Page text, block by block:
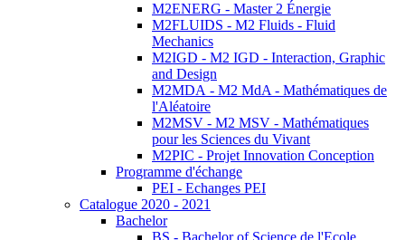
M2ENERG - Master 2 Énergie
M2FLUIDS - M2 Fluids - Fluid
Mechanics
M2IGD - M2 IGD - Interaction, Graphic
and Design
M2MDA - M2 MdA - Mathématiques de
l'Aléatoire
M2MSV - M2 MSV - Mathématiques
pour les Sciences du Vivant
M2PIC - Projet Innovation Conception
Programme d'échange
PEI - Echanges PEI
Catalogue 2020 - 2021
Bachelor
BS - Bachelor of Science de l'Ecole